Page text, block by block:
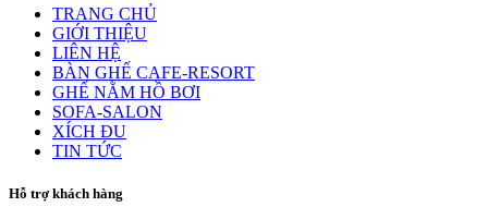
TRANG CHỦ
GIỚI THIỆU
LIÊN HỆ
BÀN GHẾ CAFE-RESORT
GHẾ NẰM HỒ BƠI
SOFA-SALON
XÍCH ĐU
TIN TỨC
Hỗ trợ khách hàng